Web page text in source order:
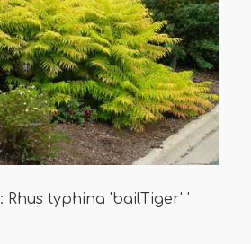
: Rhus typhina 'bailTiger' '